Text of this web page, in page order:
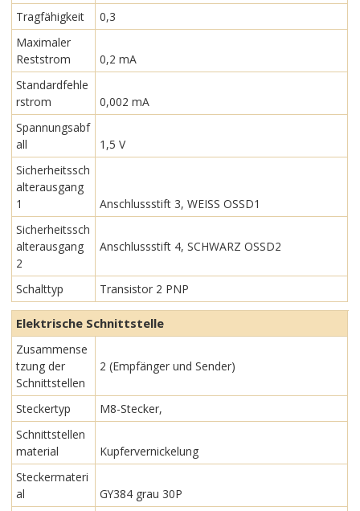
Tragfähigkeit
0,3
Maximaler
Reststrom
0,2 mA
Standardfehle
rstrom
0,002 mA
Spannungsabf
all
1,5 V
Sicherheitssch
alterausgang
1
Anschlussstift 3, WEISS OSSD1
Sicherheitssch
alterausgang
2
Anschlussstift 4, SCHWARZ OSSD2
Schalttyp Transistor 2 PNP
Elektrische Schnittstelle
Zusammense
tzung der
Schnittstellen
2 (Empfänger und Sender)
Steckertyp
M8-Stecker,
Schnittstellen
material
Kupfervernickelung
Steckermateri
al
GY384 grau 30P